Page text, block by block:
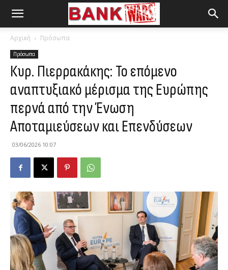
Αρχική Πρόσωπα
Πρόσωπα
Κυρ. Πιερρακάκης: Το επόμενο
αναπτυξιακό μέρισμα της Ευρώπης
περνά από την Ένωση
Αποταμιεύσεων και Επενδύσεων
03/06/2026 10:07